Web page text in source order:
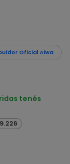
Oficial Aiwa
tenés